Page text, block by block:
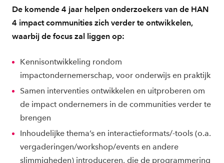
De komende 4 jaar helpen onderzoekers van de HAN
4 impact communities zich verder te ontwikkelen,
waarbij de focus zal liggen op:
Kennisontwikkeling rondom
impactondernemerschap, voor onderwijs en praktijk
Samen interventies ontwikkelen en uitproberen om
de impact ondernemers in de communities verder te
brengen
Inhoudelijke thema’s en interactieformats/-tools (o.a.
vergaderingen/workshop/events en andere
slimmigheden) introduceren, die de programmering